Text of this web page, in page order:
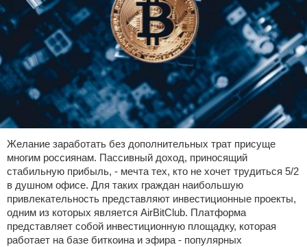
Желание заработать без дополнительных трат присуще
многим россиянам. Пассивный доход, приносящий
стабильную прибыль, - мечта тех, кто не хочет трудиться 5/2
в душном офисе. Для таких граждан наибольшую
привлекательность представляют инвестиционные проекты,
одним из которых является AirBitClub. Платформа
представляет собой инвестиционную площадку, которая
работает на базе биткоина и эфира - популярных